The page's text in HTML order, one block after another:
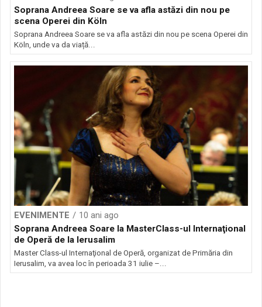
Soprana Andreea Soare se va afla astăzi din nou pe
scena Operei din Köln
Soprana Andreea Soare se va afla astăzi din nou pe scena Operei din
Köln, unde va da viață...
EVENIMENTE
10 ani ago
Soprana Andreea Soare la MasterClass-ul Internaţional
de Operă de la Ierusalim
Master Class-ul Internaţional de Operă, organizat de Primăria din
Ierusalim, va avea loc în perioada 31 iulie –...